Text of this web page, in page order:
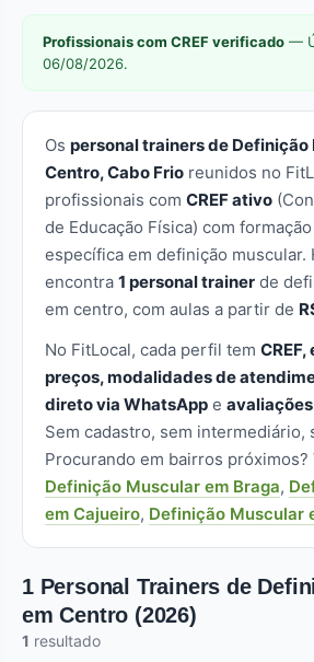
Profissionais com CREF verificado —
06/08/2026.
Os personal trainers de Definição
Centro, Cabo Frio reunidos no
profissionais com CREF ativo
de Educação Física) com
específica em definição muscular.
encontra 1 personal trainer de
em centro, com aulas a partir de
No FitLocal, cada perfil tem
preços, modalidades de
direto via WhatsApp e
Sem cadastro, sem intermediário,
Procurando em bairros próximos?
Definição Muscular em Braga,
em Cajueiro, Definição Muscular
1 Personal Trainers de
em Centro (2026)
1 resultado